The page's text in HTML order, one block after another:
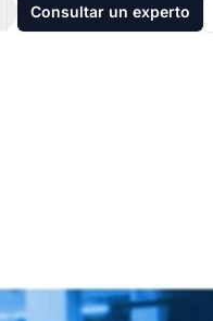
Consultar un experto